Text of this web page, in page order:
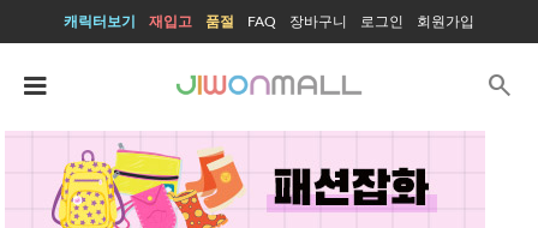
캐릭터보기 재입고 품절 FAQ 장바구니 로그인 회원가입
search